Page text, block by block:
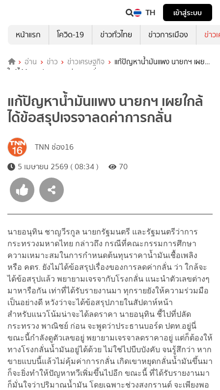
TH
เข้าสู่ระบบ
หน้าแรก
โควิด-19 ข่าวทั่วไทย ข่าวการเมือง ข่าว
อ่าน ข่าว ข่าวเศรษฐกิจ
แก้ปัญหาน้ำมันแพง นายกฯ เผย
ใกล้ได้ข้อสรุปเจรจาลดค่าการกลั่น
แก้ปัญหาน้ำมันแพง นายกฯ เผยใกล้
ได้ข้อสรุปเจรจาลดค่าการกลั่น
TNN ช่อง16
5 เมษายน 2569 ( 08:34 )
70
นายอนุทิน ชาญวีรกูล นายกรัฐมนตรี และรัฐมนตรีว่าการ
กระทรวงมหาดไทย กล่าวถึง กรณีที่คณะกรรมการศึกษา
ความเหมาะสมในการกำหนดต้นทุนราคาน้ำมันเชื้อเพลิง
หรือ คตร. ยังไม่ได้ข้อสรุปเรื่องของการลดค่ากลั่น ว่า ใกล้จะ
ได้ข้อสรุปแล้ว พยายามเจรจากับโรงกลั่น แนะนำตัวเลขต่างๆ
มาหารือกัน เท่าที่ได้รับรายงานมา ทุกรายยังให้ความร่วมมือ
เป็นอย่างดี หวังว่าจะได้ข้อสรุปภายในสัปดาห์หน้า
สำหรับแนวโน้มน่าจะได้ลดราคา นายอนุทิน ชี้ไปที่ปลัด
กระทรวง พาณิชย์ ก่อน จะพูดว่าประธานบอร์ด ปตท.อยู่นี่
ขณะนี้กำลังดูตัวเลขอยู่ พยายามเจรจาลดราคาอยู่ แต่ก็ต้องให้
ทางโรงกลั่นน้ำมันอยู่ได้ด้วย ไม่ใช่ไปบีบบังคับ จนรู้สึกว่า หาก
ขายแบบนี้แล้วไม่คุ้มค่าการกลั่น เกิดเขาหยุดกลั่นน้ำมันขึ้นมา
ก็จะยิ่งทำให้ปัญหาทวีเพิ่มขึ้นไปอีก ขณะนี้ ที่ได้รับรายงานมา
ก็มั่นใจว่าปริมาณน้ำมัน โดยเฉพาะช่วงสงกรานต์ จะเพียงพอ